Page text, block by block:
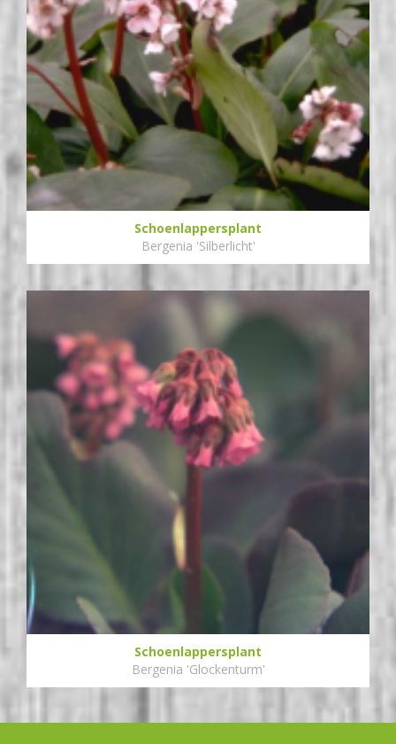
Schoenlappersplant
Bergenia 'Silberlicht'
Schoenlappersplant
Bergenia 'Glockenturm'